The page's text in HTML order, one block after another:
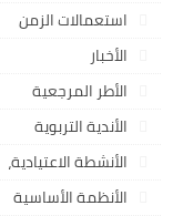
استعمالات الزمن
الأخبار
الأطر المرجعية
الأندية التربوية
الأنشطة الاعتيادية،
الأنظمة الأساسية